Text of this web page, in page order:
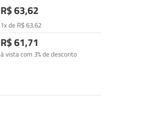
R$ 63,62
1x de R$63,62
R$ 61,71
à vista com 3% de desconto